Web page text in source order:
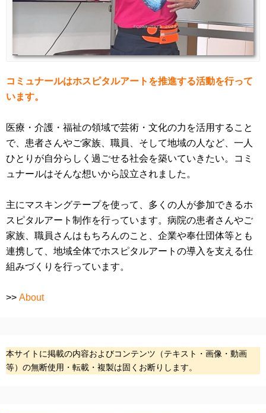
コミュナールはホスピタルアートを推進する活動を行って
います。
医療・介護・福祉の領域で芸術・文化の力を活用すること
で、患者さんやご家族、職員、そして地域の人など、一人
ひとりが自分らしく過ごせる社会を築いていきたい。コミ
ュナールはそんな想いから設立されました。
主にマスキングテープを使って、多くの人が参加できるホ
スピタルアート制作を行っています。病院の患者さんやご
家族、職員さんはもちろんのこと、企業や奉仕団体等とも
連携して、地域全体でホスピタルアートの導入を支える仕
組みづくりを行っています。
>> About
本サイトに掲載の内容およびコンテンツ（テキスト・画像・動画
等）の無断使用・転載・複製は固くお断りします。